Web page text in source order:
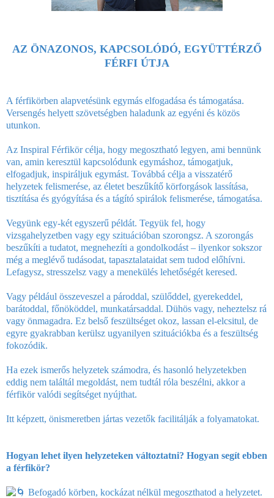
AZ ÖNAZONOS, KAPCSOLÓDÓ, EGYÜTTÉRZŐ
FÉRFI ÚTJA
A férfikörben alapvetésünk egymás elfogadása és támogatása.
Versengés helyett szövetségben haladunk az egyéni és közös
utunkon.
Az Inspiral Férfikör célja, hogy megosztható legyen, ami bennünk
van, amin keresztül kapcsolódunk egymáshoz, támogatjuk,
elfogadjuk, inspiráljuk egymást. Továbbá célja a visszatérő
helyzetek felismerése, az életet beszűkítő körforgások lassítása,
tisztítása és gyógyítása és a tágító spirálok felismerése, támogatása.
Vegyünk egy-két egyszerű példát. Tegyük fel, hogy
vizsgahelyzetben vagy egy szituációban szorongsz. A szorongás
beszűkíti a tudatot, megnehezíti a gondolkodást – ilyenkor sokszor
még a meglévő tudásodat, tapasztalataidat sem tudod előhívni.
Lefagysz, stresszelsz vagy a menekülés lehetőségét keresed.
Vagy például összeveszel a pároddal, szülőddel, gyerekeddel,
barátoddal, főnököddel, munkatársaddal. Dühös vagy, neheztelsz rá
vagy önmagadra. Ez belső feszültséget okoz, lassan el-elcsitul, de
egyre gyakrabban kerülsz ugyanilyen szituációkba és a feszültség
fokozódik.
Ha ezek ismerős helyzetek számodra, és hasonló helyzetekben
eddig nem találtál megoldást, nem tudtál róla beszélni, akkor a
férfikör valódi segítséget nyújthat.
Itt képzett, önismeretben jártas vezetők facilitálják a folyamatokat.
Hogyan lehet ilyen helyzeteken változtatni? Hogyan segít ebben
a férfikör?
Befogadó körben, kockázat nélkül megoszthatod a helyzetet.